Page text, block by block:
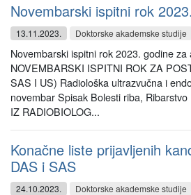
Novembarski ispitni rok 2023.
13.11.2023. Doktorske akademske studije
Novembarski ispitni rok 2023. godine za
NOVEMBARSKI ISPITNI ROK ZA
SAS I US) Radiološka ultrazvučna i
novembar Spisak Bolesti riba,
IZ RADIOBIOLOG...
Konačne liste prijavljenih
DAS i SAS
24.10.2023. Doktorske akademske studije